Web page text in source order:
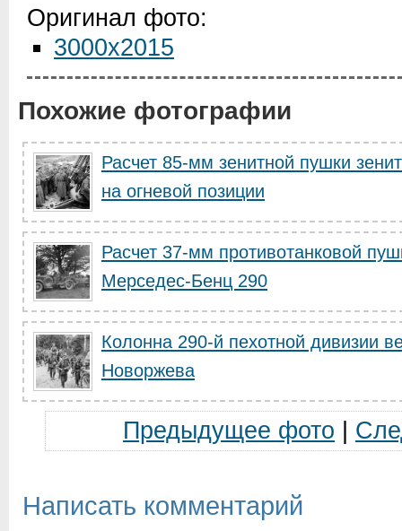
Оригинал фото:
3000x2015
Похожие фотографии
Расчет 85-мм зенитной пушки
на огневой позиции
Расчет 37-мм противотанковой
Мерседес-Бенц 290
Колонна 290-й пехотной дивизии
Новоржева
Предыдущее фото
Написать комментарий